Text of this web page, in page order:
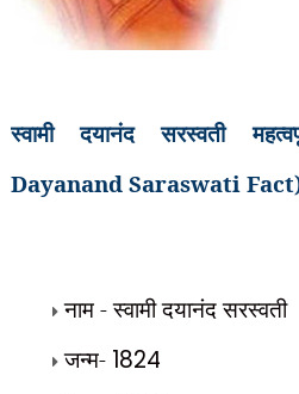
स्वामी दयानंद सरस्वती
Dayanand Saraswati
नाम - स्वामी दयानंद सरस्वती
जन्म- 1824